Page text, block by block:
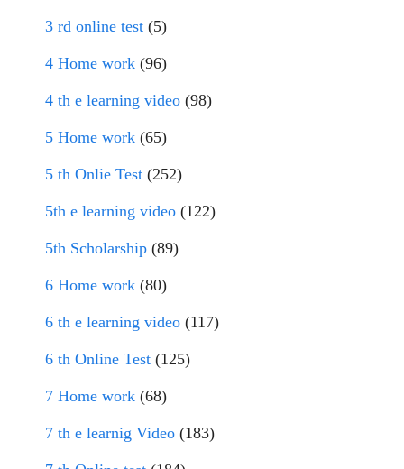
3 rd online test (5)
4 Home work (96)
4 th e learning video (98)
5 Home work (65)
5 th Onlie Test (252)
5th e learning video (122)
5th Scholarship (89)
6 Home work (80)
6 th e learning video (117)
6 th Online Test (125)
7 Home work (68)
7 th e learnig Video (183)